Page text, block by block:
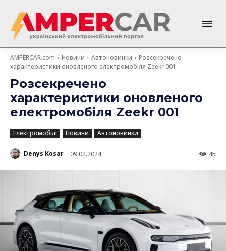
AMPERCAR.com Новини Автоновинки
Розсекречено
характеристики оновленого електромобіля Zeekr 001
Розсекречено
характеристики оновленого
електромобіля Zeekr 001
Електромобілі Новини Автоновинки
Denys Kosar 09.02.2024 45